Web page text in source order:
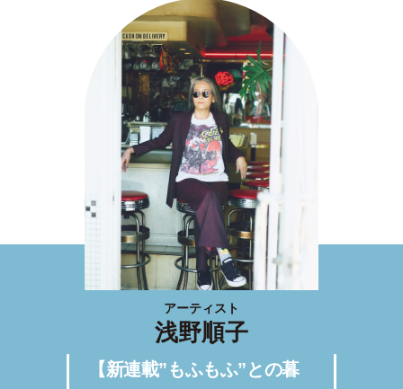
アーティスト
浅野順子
【新連載”もふもふ”との暮